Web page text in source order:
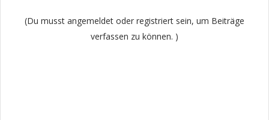
(Du musst angemeldet oder registriert sein, um Beiträge
verfassen zu können. )